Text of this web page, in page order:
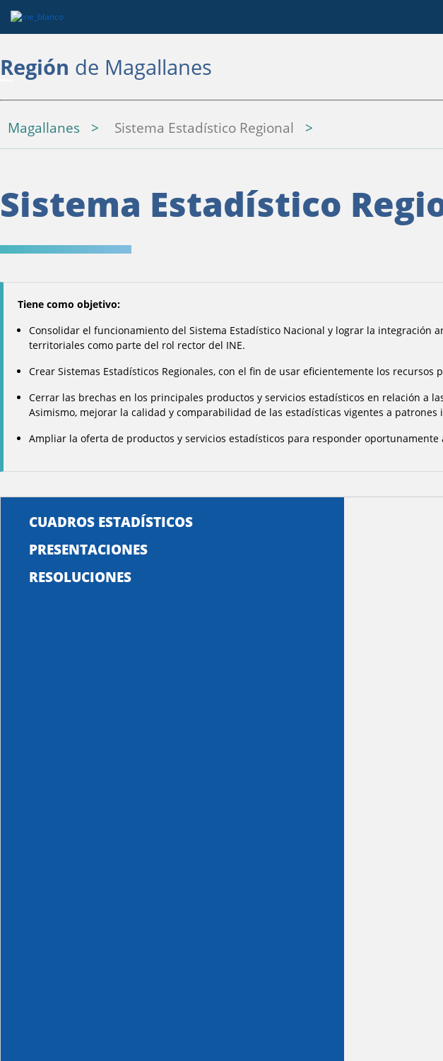
Región de Magallanes
Magallanes Sistema Estadístico Regional
Sistema Estadístico
Tiene como objetivo:
Consolidar el funcionamiento del Sistema Estadístico Nacional y lograr la integración
territoriales como parte del rol rector del INE.
Crear Sistemas Estadísticos Regionales, con el fin de usar eficientemente los
Cerrar las brechas en los principales productos y servicios estadísticos en relación a
Asimismo, mejorar la calidad y comparabilidad de las estadísticas vigentes a
Ampliar la oferta de productos y servicios estadísticos para responder
CUADROS ESTADÍSTICOS
PRESENTACIONES
RESOLUCIONES